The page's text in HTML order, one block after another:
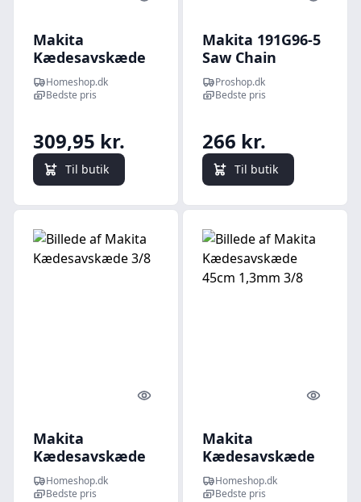
Makita
Kædesavskæde
3/8" 38cm 56 1,5 -
958099656
Homeshop.dk
Bedste pris
309,95 kr.
Til butik
Makita 191G96-5
Saw Chain
Proshop.dk
Bedste pris
266 kr.
Til butik
Quick look
Makita
Kædesavskæde
3/8" 30cm 1,1mm
- 191H01-8
Homeshop.dk
Bedste pris
Quick
Makita
Kædesavskæde
45cm 1,3mm 3/8"
- 191H13-1
Homeshop.dk
Bedste pris